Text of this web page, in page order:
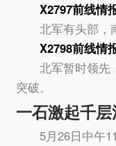
X2797前线情
北军有头部，南
X2798前线情
北军暂时领先
突破。
一石激起千
5月26日中午11